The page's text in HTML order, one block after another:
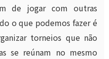
de jogar com outras
o que podemos fazer é
torneios que não
se reúnam no mesmo